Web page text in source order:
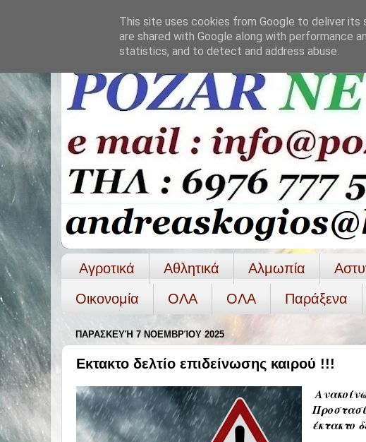
Αγροτικά Αθλητικά Αλμωπία
Οικονομία
ΟΛΑ ΟΛA Παράξενα
ΠΑΡΑΣΚΕΥΉ 7 ΝΟΕΜΒΡΊΟΥ 2025
Εκτακτο δελτίο επιδείνωσης καιρού !!!
έκτακτο
This site uses cookies from Google to deliver its
are shared with Google along with performance
statistics, and to detect and address abuse.